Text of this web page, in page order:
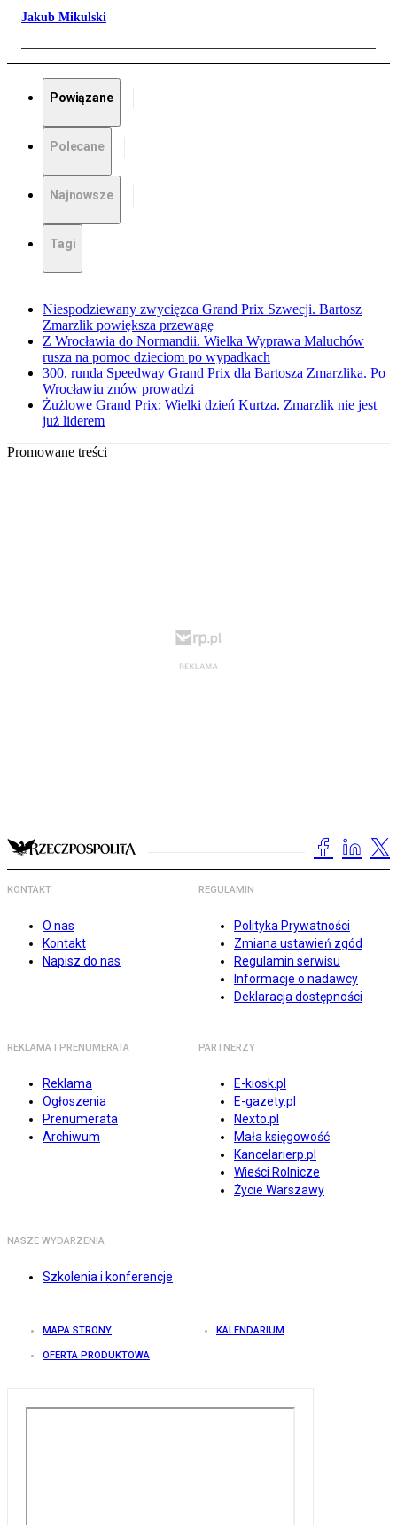
Jakub Mikulski
Powiązane
Polecane
Najnowsze
Tagi
Niespodziewany zwycięzca Grand Prix Szwecji. Bartosz
Zmarzlik powiększa przewagę
Z Wrocławia do Normandii. Wielka Wyprawa Maluchów
rusza na pomoc dzieciom po wypadkach
300. runda Speedway Grand Prix dla Bartosza Zmarzlika. Po
Wrocławiu znów prowadzi
Żużlowe Grand Prix: Wielki dzień Kurtza. Zmarzlik nie jest
już liderem
Promowane treści
KONTAKT
O nas
Kontakt
Napisz do nas
REGULAMIN
Polityka Prywatności
Zmiana ustawień zgód
Regulamin serwisu
Informacje o nadawcy
Deklaracja dostępności
REKLAMA I PRENUMERATA
Reklama
Ogłoszenia
Prenumerata
Archiwum
PARTNERZY
E-kiosk.pl
E-gazety.pl
Nexto.pl
Mała księgowość
Kancelarierp.pl
Wieści Rolnicze
Życie Warszawy
NASZE WYDARZENIA
Szkolenia i konferencje
MAPA STRONY KALENDARIUM
OFERTA PRODUKTOWA